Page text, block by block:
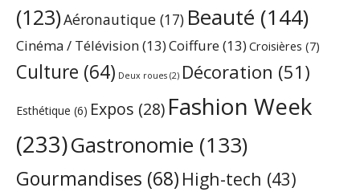
(123)Aéronautique (17) Beauté (144)
Cinéma / Télévision(13)Coiffure(13) Croisières (7)
Culture (64) Deux roues (2) Décoration (51)
Esthétique (6) Expos (28) Fashion Week
(233)Gastronomie (133)
Gourmandises (68) High-tech (43)